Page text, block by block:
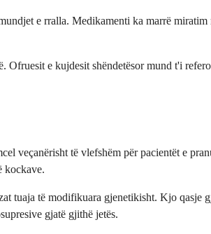
e rralla. Medikamenti ka marrë
e kujdesit shëndetësor mund t'i
veçanërisht të vlefshëm për pacientët e
kockave.
tuaja të modifikuara gjenetikisht. Kjo
gjatë gjithë jetës.